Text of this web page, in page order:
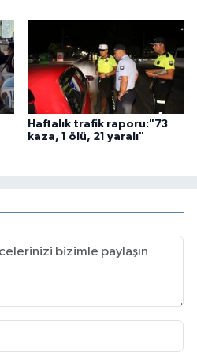
Haftalık trafik raporu:"73
kaza, 1 ölü, 21 yaralı"